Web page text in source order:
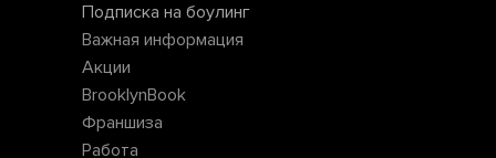
Работа
Важная информация
Подписка на боулинг
Франшиза
Акции
BrooklynBook